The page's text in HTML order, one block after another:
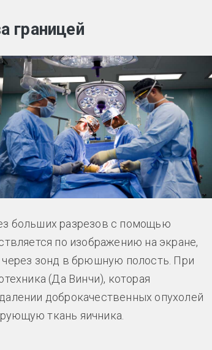
границей
больших разрезов с помощью
по изображению на экране,
зонд в брюшную полость. При
(Да Винчи), которая
доброкачественных опухолей
ткань яичника.